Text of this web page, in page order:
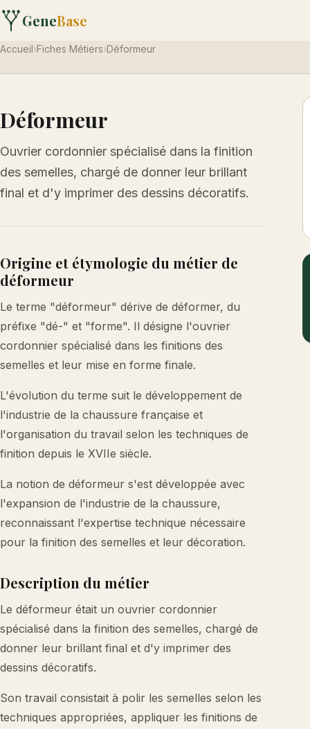
GeneBase
Accueil›Fiches Métiers›Déformeur
Déformeur
Ouvrier cordonnier spécialisé dans la finition
des semelles, chargé de donner leur brillant
final et d'y imprimer des dessins décoratifs.
Origine et étymologie du métier de
déformeur
Le terme "déformeur" dérive de déformer, du
préfixe "dé-" et "forme". Il désigne l'ouvrier
cordonnier spécialisé dans les finitions des
semelles et leur mise en forme finale.
L'évolution du terme suit le développement de
l'industrie de la chaussure française et
l'organisation du travail selon les techniques de
finition depuis le XVIIe siècle.
La notion de déformeur s'est développée avec
l'expansion de l'industrie de la chaussure,
reconnaissant l'expertise technique nécessaire
pour la finition des semelles et leur décoration.
Description du métier
Le déformeur était un ouvrier cordonnier
spécialisé dans la finition des semelles, chargé de
donner leur brillant final et d'y imprimer des
dessins décoratifs.
Son travail consistait à polir les semelles selon les
techniques appropriées, appliquer les finitions de